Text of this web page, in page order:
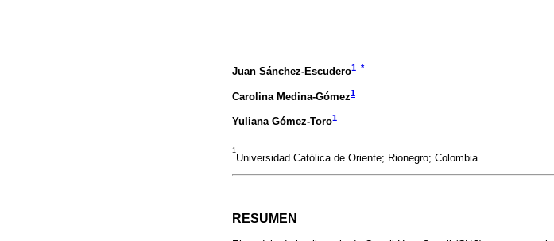
Juan Sánchez-Escudero1 *
Carolina Medina-Gómez1
Yuliana Gómez-Toro1
1
Universidad Católica de Oriente; Rionegro; Colombia.
RESUMEN